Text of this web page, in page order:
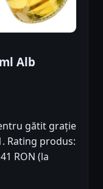
Alb
gătit grație
Rating produs:
RON (la